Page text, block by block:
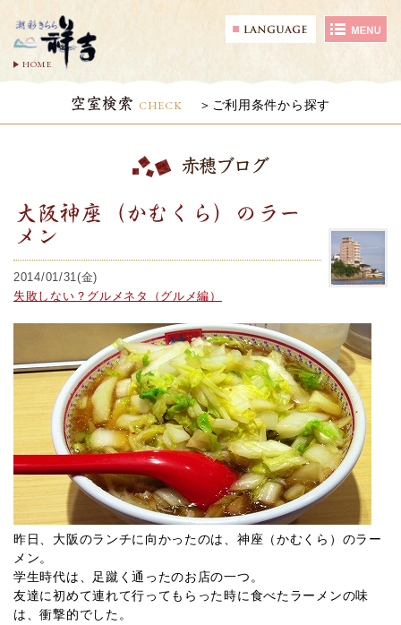
HOME
空室検索 CHECK ご利用条件から探す
赤穂ブログ
大阪神座（かむくら）のラー
メン
2014/01/31(金)
失敗しない？グルメネタ（グルメ編）
昨日、大阪のランチに向かったのは、神座（かむくら）のラー
メン。
学生時代は、足蹴く通ったのお店の一つ。
友達に初めて連れて行ってもらった時に食べたラーメンの味
は、衝撃的でした。